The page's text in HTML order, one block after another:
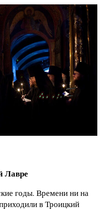
Лавре
годы. Времени ни на
в Троицкий